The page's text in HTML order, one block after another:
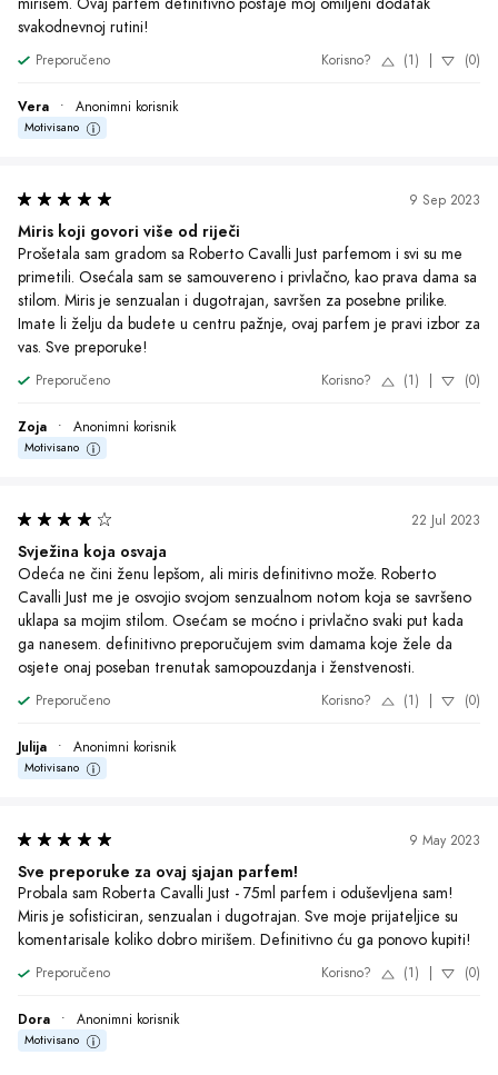
svakodnevnoj rutini!
Preporučeno Korisno? (1) (0)
Vera • Anonimni korisnik
Motivisano
9 Sep 2023
Miris koji govori više od riječi
Prošetala sam gradom sa Roberto Cavalli Just parfemom i svi su me
primetili. Osećala sam se samouvereno i privlačno, kao prava dama sa
stilom. Miris je senzualan i dugotrajan, savršen za posebne prilike.
Imate li želju da budete u centru pažnje, ovaj parfem je pravi izbor za
vas. Sve preporuke!
Preporučeno Korisno? (1) (0)
Zoja • Anonimni korisnik
Motivisano
22 Jul 2023
Svježina koja osvaja
Odeća ne čini ženu lepšom, ali miris definitivno može. Roberto
Cavalli Just me je osvojio svojom senzualnom notom koja se savršeno
uklapa sa mojim stilom. Osećam se moćno i privlačno svaki put kada
ga nanesem. definitivno preporučujem svim damama koje žele da
osjete onaj poseban trenutak samopouzdanja i ženstvenosti.
Preporučeno Korisno? (1) (0)
Julija • Anonimni korisnik
Motivisano
9 May 2023
Sve preporuke za ovaj sjajan parfem!
Probala sam Roberta Cavalli Just - 75ml parfem i oduševljena sam!
Miris je sofisticiran, senzualan i dugotrajan. Sve moje prijateljice su
komentarisale koliko dobro mirišem. Definitivno ću ga ponovo kupiti!
Preporučeno Korisno? (1) (0)
Dora • Anonimni korisnik
Motivisano